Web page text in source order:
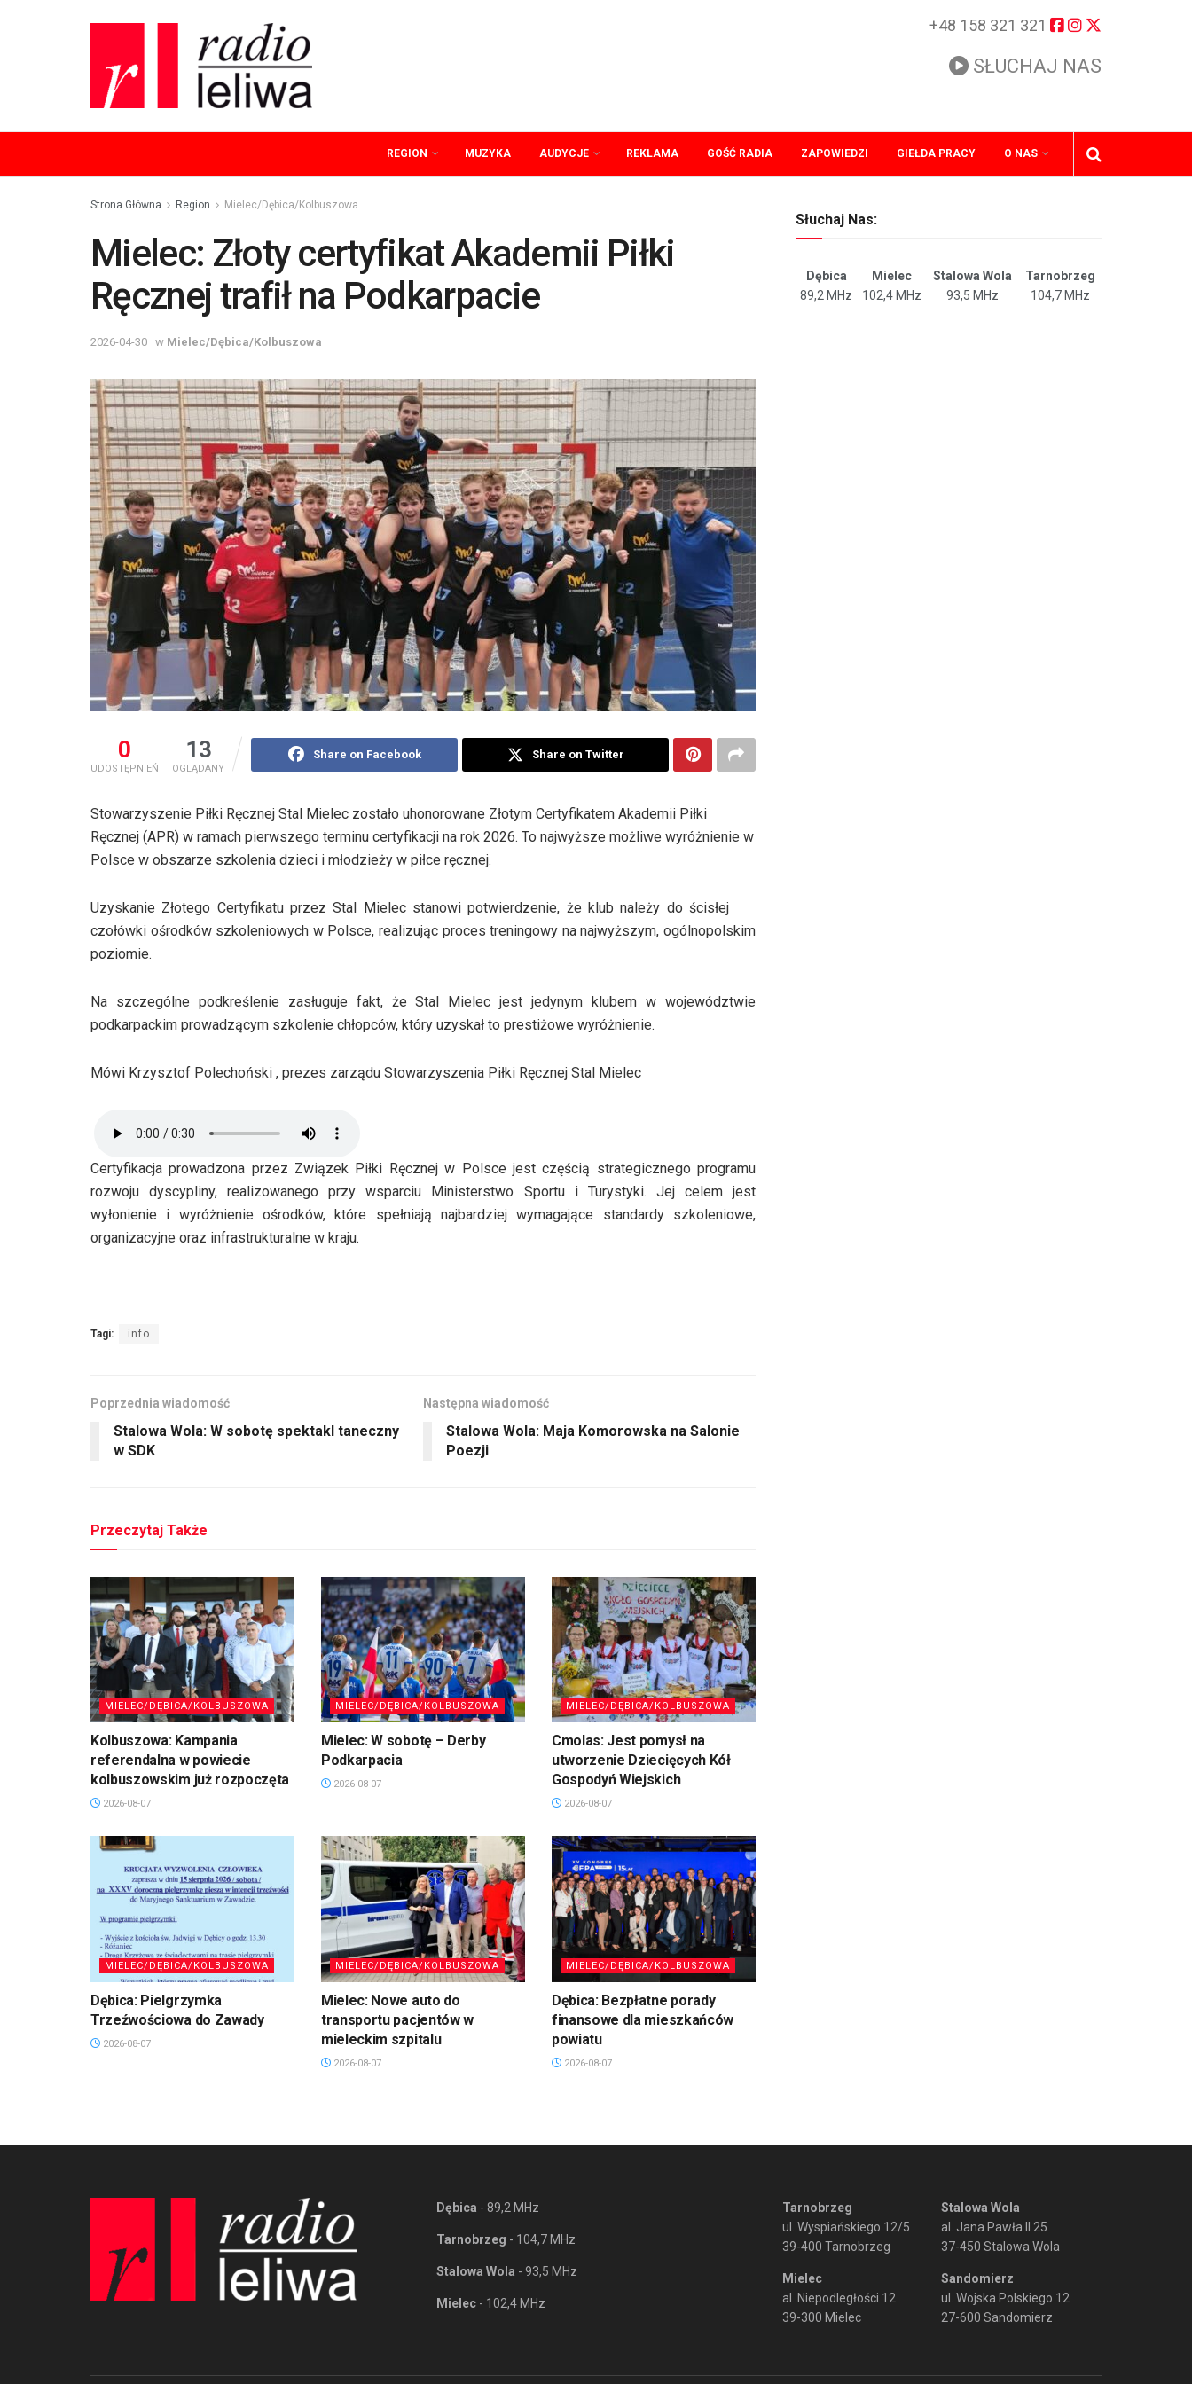
+48 158 321 321
SŁUCHAJ NAS
REGION MUZYKA AUDYCJE REKLAMA GOŚĆ RADIA ZAPOWIEDZI GIEŁDA PRACY O NAS
Strona Główna Region Mielec/Dębica/Kolbuszowa
Mielec: Złoty certyfikat Akademii Piłki
Ręcznej trafił na Podkarpacie
2026-04-30 w Mielec/Dębica/Kolbuszowa
0
UDOSTĘPNIEŃ
13
OGLĄDANY
Share on Facebook Share on Twitter
Stowarzyszenie Piłki Ręcznej Stal Mielec zostało uhonorowane Złotym Certyfikatem Akademii Piłki
Ręcznej (APR) w ramach pierwszego terminu certyfikacji na rok 2026. To najwyższe możliwe wyróżnienie w
Polsce w obszarze szkolenia dzieci i młodzieży w piłce ręcznej.
Uzyskanie Złotego Certyfikatu przez Stal Mielec stanowi potwierdzenie, że klub należy do ścisłej
czołówki ośrodków szkoleniowych w Polsce, realizując proces treningowy na najwyższym, ogólnopolskim
poziomie.
Na szczególne podkreślenie zasługuje fakt, że Stal Mielec jest jedynym klubem w województwie
podkarpackim prowadzącym szkolenie chłopców, który uzyskał to prestiżowe wyróżnienie.
Mówi Krzysztof Polechoński , prezes zarządu Stowarzyszenia Piłki Ręcznej Stal Mielec
Certyfikacja prowadzona przez Związek Piłki Ręcznej w Polsce jest częścią strategicznego programu
rozwoju dyscypliny, realizowanego przy wsparciu Ministerstwo Sportu i Turystyki. Jej celem jest
wyłonienie i wyróżnienie ośrodków, które spełniają najbardziej wymagające standardy szkoleniowe,
organizacyjne oraz infrastrukturalne w kraju.
Tagi: info
Poprzednia wiadomość
Stalowa Wola: W sobotę spektakl taneczny
w SDK
Następna wiadomość
Stalowa Wola: Maja Komorowska na Salonie
Poezji
Przeczytaj Także
MIELEC/DĘBICA/KOLBUSZOWA
Kolbuszowa: Kampania
referendalna w powiecie
kolbuszowskim już rozpoczęta
2026-08-07
MIELEC/DĘBICA/KOLBUSZOWA
Mielec: W sobotę – Derby
Podkarpacia
2026-08-07
MIELEC/DĘBICA/KOLBUSZOWA
Cmolas: Jest pomysł na
utworzenie Dziecięcych Kół
Gospodyń Wiejskich
2026-08-07
MIELEC/DĘBICA/KOLBUSZOWA
Dębica: Pielgrzymka
Trzeźwościowa do Zawady
2026-08-07
MIELEC/DĘBICA/KOLBUSZOWA
Mielec: Nowe auto do
transportu pacjentów w
mieleckim szpitalu
2026-08-07
MIELEC/DĘBICA/KOLBUSZOWA
Dębica: Bezpłatne porady
finansowe dla mieszkańców
powiatu
2026-08-07
Słuchaj Nas:
Dębica Mielec Stalowa Wola
Tarnobrzeg
89,2 MHz
102,4 MHz 93,5 MHz 104,7 MHz
Dębica - 89,2 MHz
Tarnobrzeg - 104,7 MHz
Stalowa Wola - 93,5 MHz
Mielec - 102,4 MHz
Tarnobrzeg
ul. Wyspiańskiego 12/5
39-400 Tarnobrzeg
Mielec
al. Niepodległości 12
39-300 Mielec
Stalowa Wola
al. Jana Pawła II 25
37-450 Stalowa Wola
Sandomierz
ul. Wojska Polskiego 12
27-600 Sandomierz